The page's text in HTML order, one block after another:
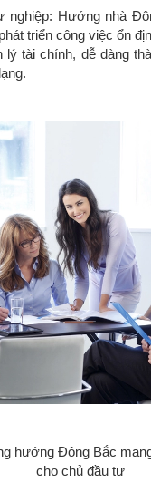
nghiệp: Hướng nhà
triển công việc ổn
lý tài chính, dễ dàng
hướng Đông Bắc
cho chủ đầu tư